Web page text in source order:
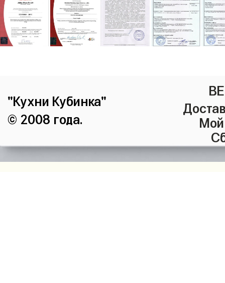
"Кухни Кубинка"
© 2008 года.